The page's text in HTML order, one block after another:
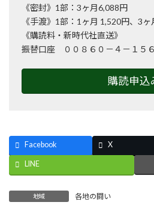
《密封》1部：3ヶ月6,088円
《手渡》1部：1ヶ月 1,520円、3
《購読料・新時代社直送》
振替口座 ００８６０－４－１５
購読申込
Facebook X
LINE
地域 各地の闘い